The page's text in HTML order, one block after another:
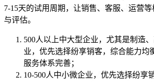
7-15天的试用周期，让销售、客服、运营
与评估。
500人以上中大型企业，尤其是制造
业，优先选择纷享销客，综合能力均
服务体系完善；
10-500人中小微企业，优先选择纷享